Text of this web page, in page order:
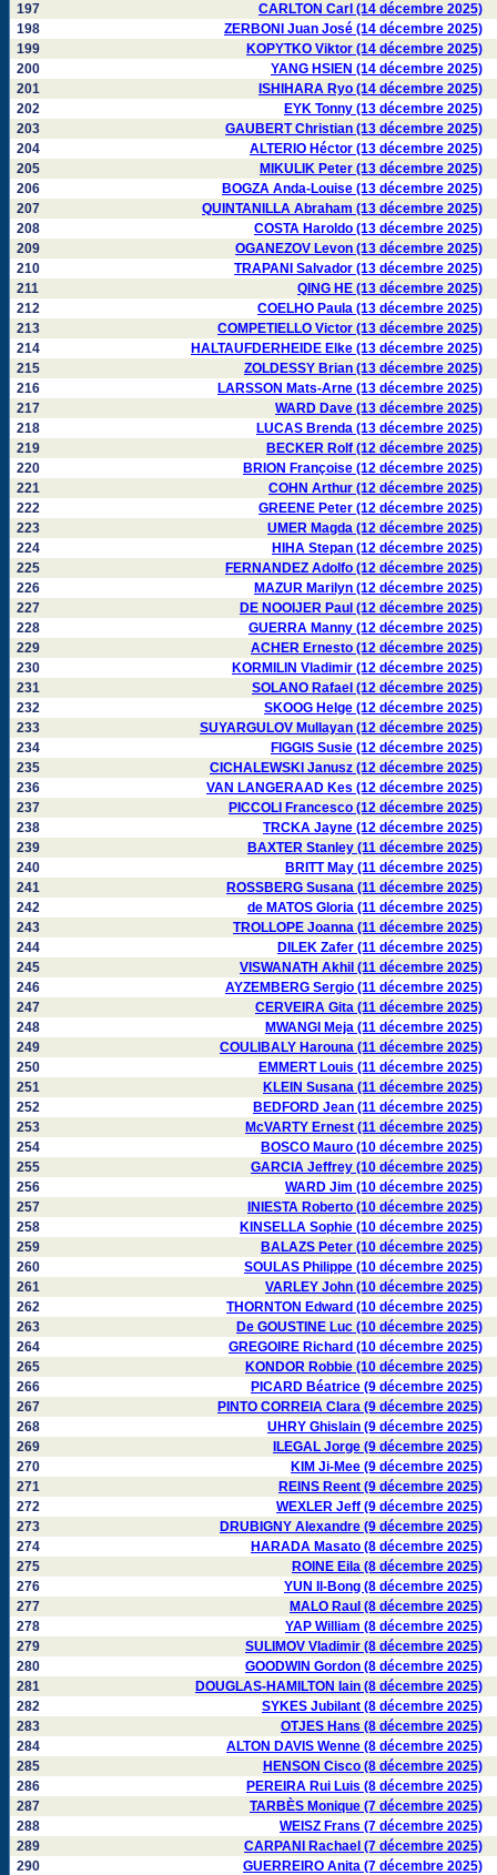
197
CARLTON Carl (14 décembre 2025)
198
ZERBONI Juan José (14 décembre 2025)
199
KOPYTKO Viktor (14 décembre 2025)
200
YANG HSIEN (14 décembre 2025)
201
ISHIHARA Ryo (14 décembre 2025)
202
EYK Tonny (13 décembre 2025)
203
GAUBERT Christian (13 décembre 2025)
204
ALTERIO Héctor (13 décembre 2025)
205
MIKULIK Peter (13 décembre 2025)
206
BOGZA Anda-Louise (13 décembre 2025)
207
QUINTANILLA Abraham (13 décembre 2025)
208
COSTA Haroldo (13 décembre 2025)
209
OGANEZOV Levon (13 décembre 2025)
210
TRAPANI Salvador (13 décembre 2025)
211
QING HE (13 décembre 2025)
212
COELHO Paula (13 décembre 2025)
213
COMPETIELLO Victor (13 décembre 2025)
214
HALTAUFDERHEIDE Elke (13 décembre 2025)
215
ZOLDESSY Brian (13 décembre 2025)
216
LARSSON Mats-Arne (13 décembre 2025)
217
WARD Dave (13 décembre 2025)
218
LUCAS Brenda (13 décembre 2025)
219
BECKER Rolf (12 décembre 2025)
220
BRION Françoise (12 décembre 2025)
221
COHN Arthur (12 décembre 2025)
222
GREENE Peter (12 décembre 2025)
223
UMER Magda (12 décembre 2025)
224
HIHA Stepan (12 décembre 2025)
225
FERNANDEZ Adolfo (12 décembre 2025)
226
MAZUR Marilyn (12 décembre 2025)
227
DE NOOIJER Paul (12 décembre 2025)
228
GUERRA Manny (12 décembre 2025)
229
ACHER Ernesto (12 décembre 2025)
230
KORMILIN Vladimir (12 décembre 2025)
231
SOLANO Rafael (12 décembre 2025)
232
SKOOG Helge (12 décembre 2025)
233
SUYARGULOV Mullayan (12 décembre 2025)
234
FIGGIS Susie (12 décembre 2025)
235
CICHALEWSKI Janusz (12 décembre 2025)
236
VAN LANGERAAD Kes (12 décembre 2025)
237
PICCOLI Francesco (12 décembre 2025)
238
TRCKA Jayne (12 décembre 2025)
239
BAXTER Stanley (11 décembre 2025)
240
BRITT May (11 décembre 2025)
241
ROSSBERG Susana (11 décembre 2025)
242
de MATOS Gloria (11 décembre 2025)
243
TROLLOPE Joanna (11 décembre 2025)
244
DILEK Zafer (11 décembre 2025)
245
VISWANATH Akhil (11 décembre 2025)
246
AYZEMBERG Sergio (11 décembre 2025)
247
CERVEIRA Gita (11 décembre 2025)
248
MWANGI Meja (11 décembre 2025)
249
COULIBALY Harouna (11 décembre 2025)
250
EMMERT Louis (11 décembre 2025)
251
KLEIN Susana (11 décembre 2025)
252
BEDFORD Jean (11 décembre 2025)
253
McVARTY Ernest (11 décembre 2025)
254
BOSCO Mauro (10 décembre 2025)
255
GARCIA Jeffrey (10 décembre 2025)
256
WARD Jim (10 décembre 2025)
257
INIESTA Roberto (10 décembre 2025)
258
KINSELLA Sophie (10 décembre 2025)
259
BALAZS Peter (10 décembre 2025)
260
SOULAS Philippe (10 décembre 2025)
261
VARLEY John (10 décembre 2025)
262
THORNTON Edward (10 décembre 2025)
263
De GOUSTINE Luc (10 décembre 2025)
264
GREGOIRE Richard (10 décembre 2025)
265
KONDOR Robbie (10 décembre 2025)
266
PICARD Béatrice (9 décembre 2025)
267
PINTO CORREIA Clara (9 décembre 2025)
268
UHRY Ghislain (9 décembre 2025)
269
ILEGAL Jorge (9 décembre 2025)
270
KIM Ji-Mee (9 décembre 2025)
271
REINS Reent (9 décembre 2025)
272
WEXLER Jeff (9 décembre 2025)
273
DRUBIGNY Alexandre (9 décembre 2025)
274
HARADA Masato (8 décembre 2025)
275
ROINE Eila (8 décembre 2025)
276
YUN Il-Bong (8 décembre 2025)
277
MALO Raul (8 décembre 2025)
278
YAP William (8 décembre 2025)
279
SULIMOV Vladimir (8 décembre 2025)
280
GOODWIN Gordon (8 décembre 2025)
281
DOUGLAS-HAMILTON Iain (8 décembre 2025)
282
SYKES Jubilant (8 décembre 2025)
283
OTJES Hans (8 décembre 2025)
284
ALTON DAVIS Wenne (8 décembre 2025)
285
HENSON Cisco (8 décembre 2025)
286
PEREIRA Rui Luis (8 décembre 2025)
287
TARBÈS Monique (7 décembre 2025)
288
WEISZ Frans (7 décembre 2025)
289
CARPANI Rachael (7 décembre 2025)
290
GUERREIRO Anita (7 décembre 2025)